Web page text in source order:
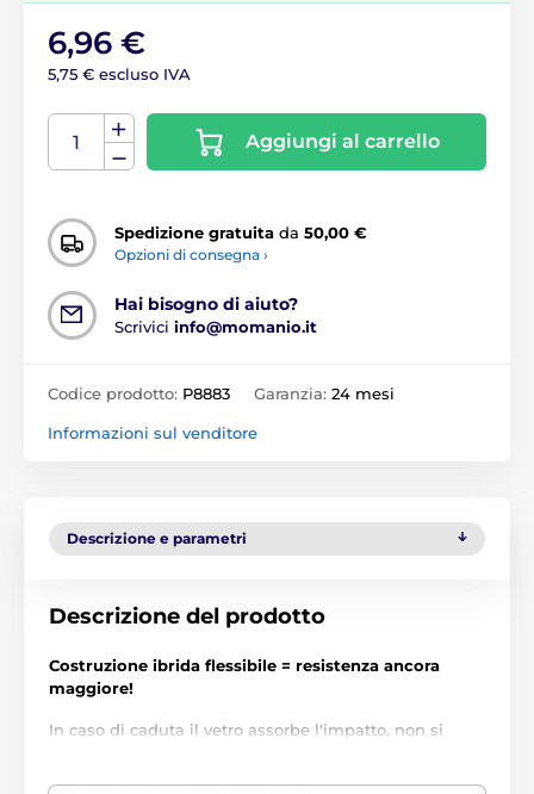
6,96 €
5,75 € escluso IVA
Aggiungi al carrello
Spedizione gratuita da 50,00 €
Opzioni di consegna ›
Hai bisogno di aiuto?
Scrivici info@momanio.it
Codice prodotto: P8883 Garanzia: 24 mesi
Informazioni sul venditore
Descrizione e parametri
Descrizione del prodotto
Costruzione ibrida flessibile = resistenza ancora
maggiore!
In caso di caduta il vetro assorbe l'impatto, non si